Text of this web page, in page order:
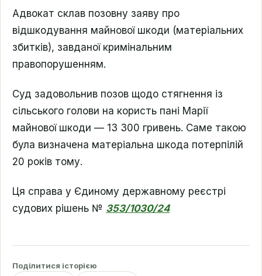
Адвокат склав позовну заяву про
відшкодування майнової шкоди (матеріальних
збитків), завданої кримінальним
правопорушенням.
Суд задовольнив позов щодо стягнення із
сільського голови на користь пані Марії
майнової шкоди — 13 300 гривень. Саме такою
була визначена матеріальна шкода потерпілій
20 років тому.
Ця справа у Єдиному державному реєстрі
судових рішень № 353/1030/24
Поділитися історією